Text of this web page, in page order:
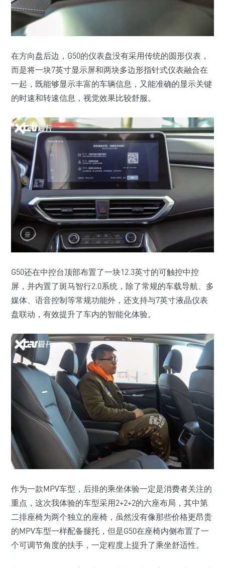
在方向盘后边，G50的仪表盘没有采用传统的圆形仪表，
而是将一块7英寸显示屏和两块多边形指针式仪表融合在
一起，既能够显示丰富的车辆信息，又能准确的显示关键
的时速和转速信息，视觉效果比较舒服。
G50还在中控台顶部布置了一块12.3英寸的可触控中控
屏，并内置了斑马智行2.0系统，除了常规的车载导航、多
媒体、语音控制等常规功能外，还支持与7英寸液晶仪表
盘联动，有效提升了车内的智能化体验。
作为一款MPV车型，后排的乘坐体验一定是消费者关注的
重点，这次我体验的车型采用2+2+2的六座布局，其中第
二排座椅为两个独立的座椅，虽然没有像那些价格更昂贵
的MPV车型一样配备腿托，但是G50在座椅内侧布置了一
个可调节角度的扶手，一定程度上提升了乘坐舒适性。